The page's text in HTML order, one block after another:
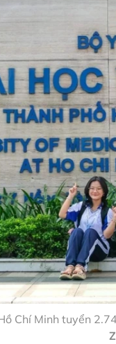
Chí Minh tuyển